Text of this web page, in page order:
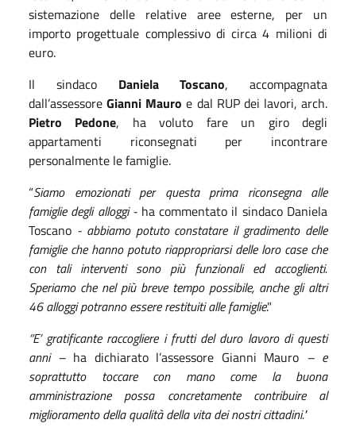
sistemazione delle relative aree esterne, per un
importo progettuale complessivo di circa 4 milioni di
euro.
Il sindaco Daniela Toscano, accompagnata
dall’assessoreGianni Mauro e dal RUP dei lavori, arch.
Pietro Pedone, ha voluto fare un giro degli
appartamenti riconsegnati per incontrare
personalmente le famiglie.
“Siamo emozionati per questa prima riconsegna alle
famiglie degli alloggi - ha commentato il sindaco Daniela
Toscano - abbiamo potuto constatare il gradimento delle
famiglie che hanno potuto riappropriarsi delle loro case che
con tali interventi sono più funzionali ed accoglienti.
Speriamo che nel più breve tempo possibile, anche gli altri
46 alloggi potranno essere restituiti alle famiglie."
“E’ gratificante raccogliere i frutti del duro lavoro di questi
anni – ha dichiarato l’assessore Gianni Mauro – e
soprattutto toccare con mano come la buona
amministrazione possa concretamente contribuire al
miglioramento della qualità della vita dei nostri cittadini."